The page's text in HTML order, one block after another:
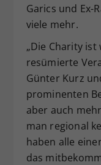
Garics und Ex-
viele mehr.
„Die Charity
resümierte
Günter Kurz
prominenten
aber auch
man regional
haben alle
das